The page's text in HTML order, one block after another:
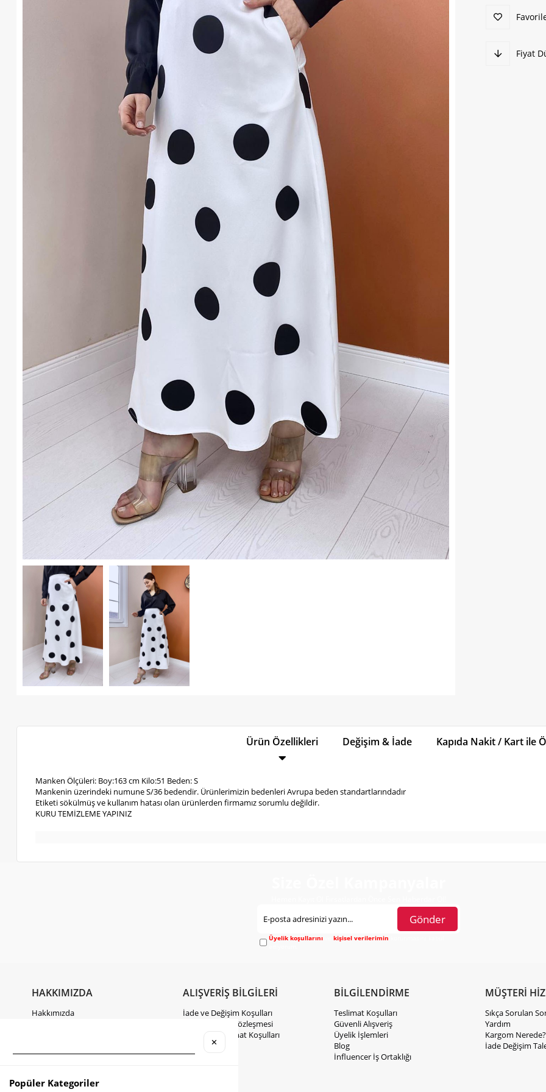
Fiyat
Ürün Özellikleri Değişim & İade Kapıda Nakit / Kart ile
Manken Ölçüleri: Boy:163 cm Kilo:51 Beden: S
Mankenin üzerindeki numune S/36 bedendir. Ürünlerimizin bedenleri Avrupa beden standartlarındadır
Etiketi sökülmüş ve kullanım hatası olan ürünlerden firmamız sorumlu değildir.
KURU TEMİZLEME YAPINIZ
Gönder
Üyelik koşullarını vekişisel verilerimin
HAKKIMIZDA
Hakkımızda
Instagram
ALIŞVERİŞ BİLGİLERİ
İade ve Değişim Koşulları
Mesafeli Satış Sözleşmesi
Kargo ve Teslimat Koşulları
BİLGİLENDİRME
Teslimat Koşulları
Güvenli Alışveriş
Üyelik İşlemleri
Blog
İnfluencer İş Ortaklığı
MÜŞTERİ
Sıkça Sorulan
Yardım
Kargom Nerede?
İade Değişim
✕
Popüler Kategoriler